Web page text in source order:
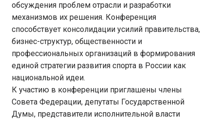
обсуждения проблем отрасли и разработки
механизмов их решения. Конференция
способствует консолидации усилий правительства,
бизнес-структур, общественности и
профессиональных организаций в формирования
единой стратегии развития спорта в России как
национальной идеи.
К участию в конференции приглашены члены
Совета Федерации, депутаты Государственной
Думы, представители исполнительной власти